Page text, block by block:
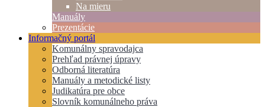
Na mieru
Manuály
Prezentácie
Informačný portál
Komunálny spravodajca
Prehľad právnej úpravy
Odborná literatúra
Manuály a metodické listy
Judikatúra pre obce
Slovník komunálneho práva